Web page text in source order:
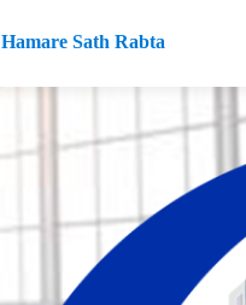
Hamare Sath Rabta